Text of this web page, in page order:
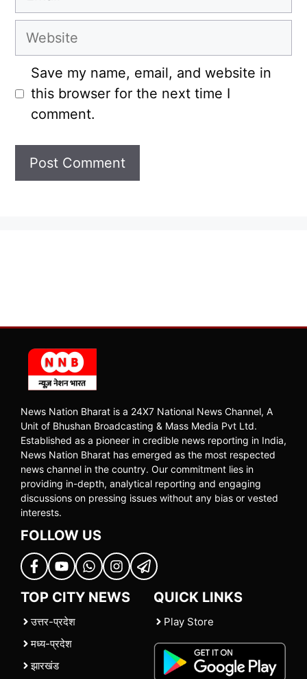
Website
Save my name, email, and website in
this browser for the next time I
comment.
News Nation Bharat is a 24X7 National News Channel, A
Unit of Bhushan Broadcasting & Mass Media Pvt Ltd.
Established as a pioneer in credible news reporting in India,
News Nation Bharat has emerged as the most respected
news channel in the country. Our commitment lies in
providing in-depth, analytical reporting and engaging
discussions on pressing issues without any bias or vested
interests.
FOLLOW US
TOP CITY NEWS
उत्तर-प्रदेश
मध्य-प्रदेश
झारखंड
QUICK LINKS
Play Store